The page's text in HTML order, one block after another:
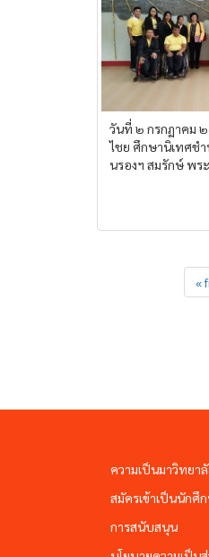
วันที่ ๒ กรกฏาคม
ไชย ศึกษานิเทศช
นรองฯ สมรักษ์ พร
«
ความเป็นมาวิทยา
สมัครเข้าเป็นนักศึ
การสนับสนุน